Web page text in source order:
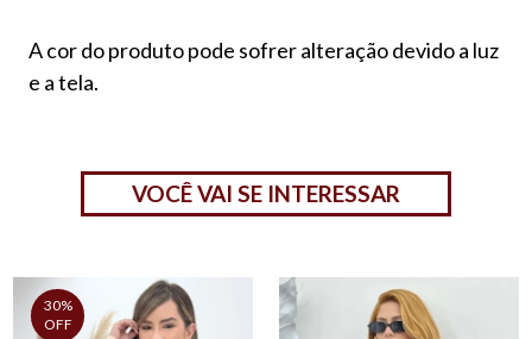
A cor do produto pode sofrer alteração devido a luz
e a tela.
VOCÊ VAI SE INTERESSAR
30%
OFF